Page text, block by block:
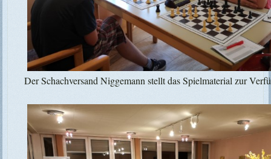
Der Schachversand Niggemann stellt das Spielmaterial zur